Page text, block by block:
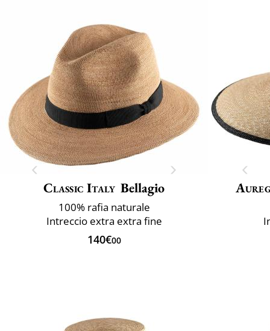
Classic Italy Bellagio
100% rafia naturale
Intreccio extra extra fine
140€00